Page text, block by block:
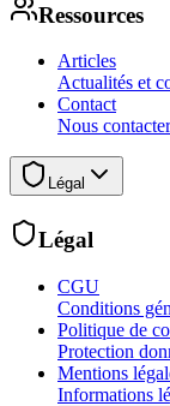
Ressources
Articles
Actualités et
Contact
Nous contacter
Légal
Légal
CGU
Conditions
Politique de
Protection
Mentions
Informations